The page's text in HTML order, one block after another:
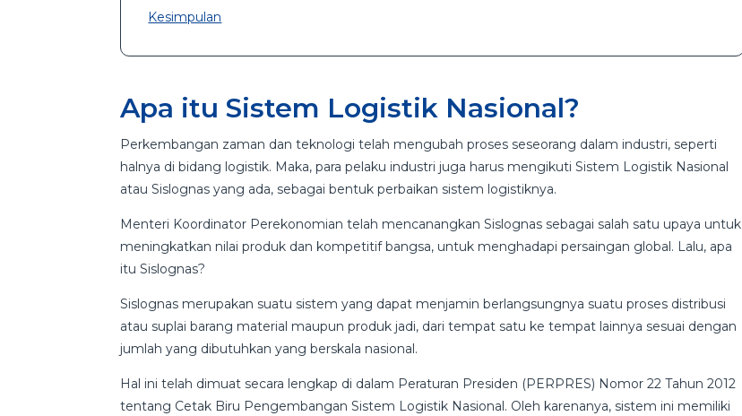
Kesimpulan
Apa itu Sistem Logistik Nasional?
Perkembangan zaman dan teknologi telah mengubah proses seseorang dalam industri, seperti
halnya di bidang logistik. Maka, para pelaku industri juga harus mengikuti Sistem Logistik Nasional
atau Sislognas yang ada, sebagai bentuk perbaikan sistem logistiknya.
Menteri Koordinator Perekonomian telah mencanangkan Sislognas sebagai salah satu upaya untuk
meningkatkan nilai produk dan kompetitif bangsa, untuk menghadapi persaingan global. Lalu, apa
itu Sislognas?
Sislognas merupakan suatu sistem yang dapat menjamin berlangsungnya suatu proses distribusi
atau suplai barang material maupun produk jadi, dari tempat satu ke tempat lainnya sesuai dengan
jumlah yang dibutuhkan yang berskala nasional.
Hal ini telah dimuat secara lengkap di dalam Peraturan Presiden (PERPRES) Nomor 22 Tahun 2012
tentang Cetak Biru Pengembangan Sistem Logistik Nasional. Oleh karenanya, sistem ini memiliki